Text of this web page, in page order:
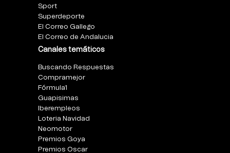
Sport
Superdeporte
El Correo Gallego
El Correo de Andalucia
Canales temáticos
Buscando Respuestas
Compramejor
Fórmula1
Guapisimas
Iberempleos
Loteria Navidad
Neomotor
Premios Goya
Premios Oscar